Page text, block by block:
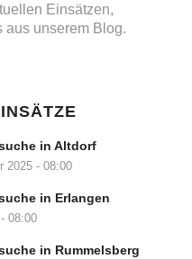
Einsätzen,
aus unserem Blog.
in Altdorf
2025 - 08:00
in Erlangen
08:00
in Rummelsberg